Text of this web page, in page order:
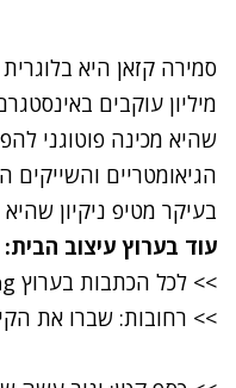
סמירה קזאן היא
שהיא מכינה פוטוגני
הגיאומטריים והשייקים
בעיקר מטיפ ניקיון
עוד בערוץ עיצוב הבית:
>> לכל הכתבות בערוץ living
>> רחובות: שברו את